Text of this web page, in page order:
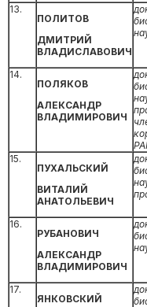
13.
ПОЛИТОВ
ДМИТРИЙ
ВЛАДИСЛАВОВИЧ
14.
ПОЛЯКОВ
АЛЕКСАНДР
ВЛАДИМИРОВИЧ
15.
ПУХАЛЬСКИЙ
ВИТАЛИЙ
АНАТОЛЬЕВИЧ
16.
РУБАНОВИЧ
АЛЕКСАНДР
ВЛАДИМИРОВИЧ
17.
ЯНКОВСКИЙ